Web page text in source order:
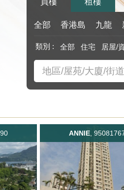
買樓 租樓
全部 香港島 九龍
類別 : 全部 住宅 居屋/
ANNIE ,